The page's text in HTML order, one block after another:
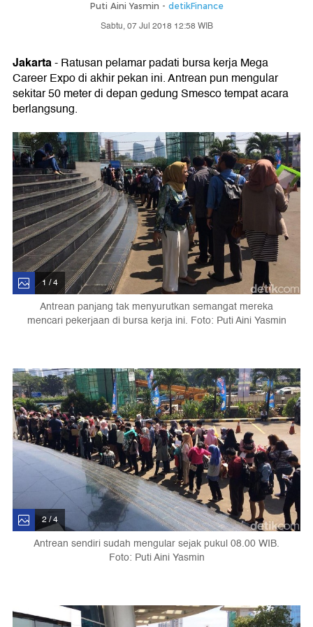
Puti Aini Yasmin - detikFinance
Sabtu, 07 Jul 2018 12:58 WIB
Jakarta- Ratusan pelamar padati bursa kerja Mega
Career Expo di akhir pekan ini. Antrean pun mengular
sekitar 50 meter di depan gedung Smesco tempat acara
berlangsung.
1 / 4
Antrean panjang tak menyurutkan semangat mereka
mencari pekerjaan di bursa kerja ini. Foto: Puti Aini Yasmin
2 / 4
Antrean sendiri sudah mengular sejak pukul 08.00 WIB.
Foto: Puti Aini Yasmin